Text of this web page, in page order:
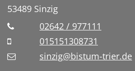
53489 Sinzig
02642 / 977111
015151308731
sinzig@bistum-trier.de